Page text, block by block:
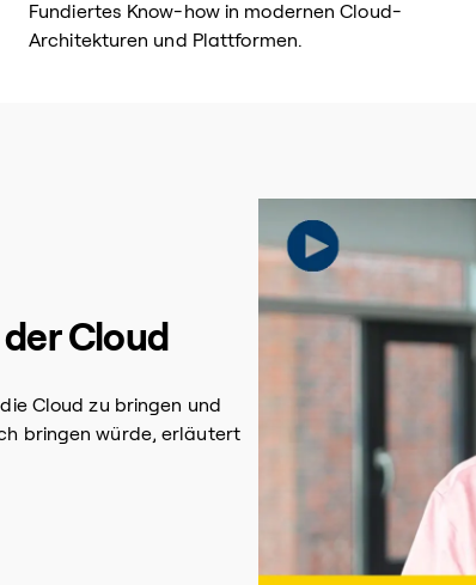
Fundiertes Know-how in modernen Cloud-
Architekturen und Plattformen.
Cloud
Cloud zu bringen und
bringen würde, erläutert